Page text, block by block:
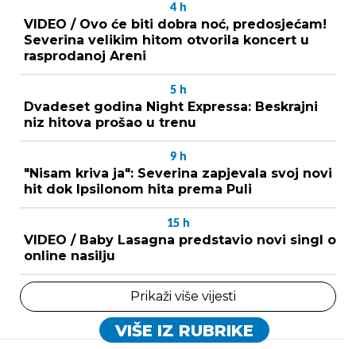
4 h
VIDEO / Ovo će biti dobra noć, predosjećam!
Severina velikim hitom otvorila koncert u
rasprodanoj Areni
5 h
Dvadeset godina Night Expressa: Beskrajni
niz hitova prošao u trenu
9 h
"Nisam kriva ja": Severina zapjevala svoj novi
hit dok Ipsilonom hita prema Puli
15 h
VIDEO / Baby Lasagna predstavio novi singl o
online nasilju
Prikaži više vijesti
VIŠE IZ RUBRIKE